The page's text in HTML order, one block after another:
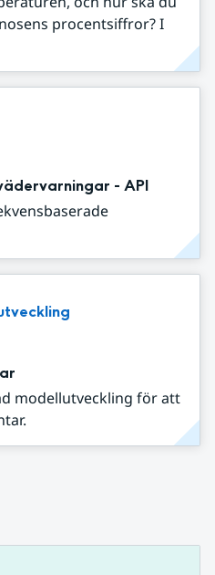
procentsiffror? I
- API
modellutveckling för att